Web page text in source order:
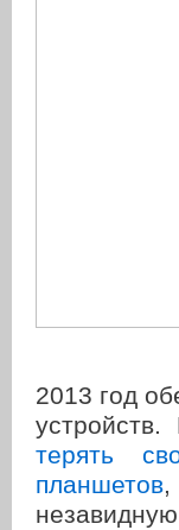
2013 год
терять
планшетов